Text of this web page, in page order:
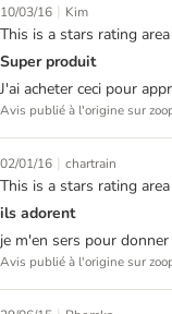
10/03/16 | Kim
This is a stars rating
Super produit
J'ai acheter ceci pour
Avis publié à l'origine sur
02/01/16 | chartrain
This is a stars rating
ils adorent
je m'en sers pour
Avis publié à l'origine sur